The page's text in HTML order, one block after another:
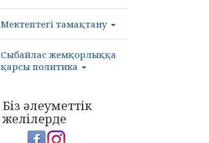
Мектептегі тамақтану
Сыбайлас жемқорлыққа
қарсы политика
Біз әлеуметтік
желілерде